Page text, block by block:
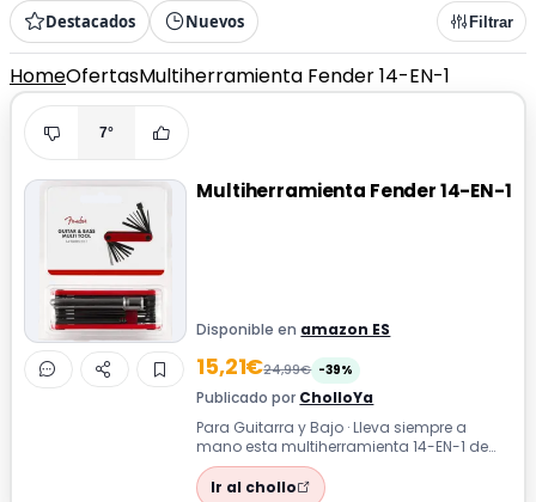
Destacados Nuevos Filtrar
HomeOfertasMultiherramienta Fender 14-EN-1
7°
Multiherramienta Fender 14-EN-1
Disponible en amazon ES
15,21€24,99€ -39%
Publicado por CholloYa
Para Guitarra y Bajo · Lleva siempre a
mano esta multiherramienta 14-EN-1 de
Fender para ajustar tu guitarra o bajo a...
Ir al chollo